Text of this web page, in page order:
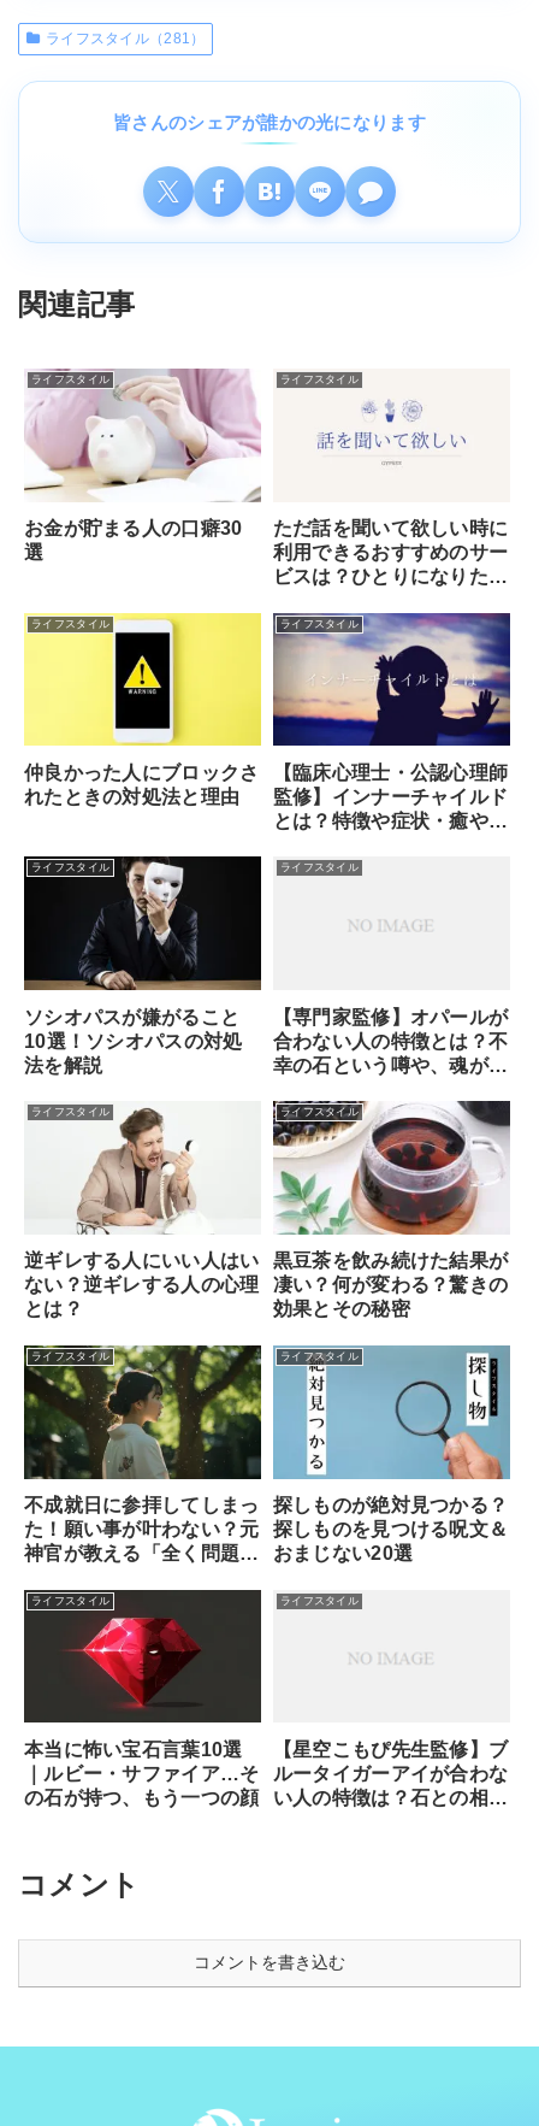
ライフスタイル（281）
皆さんのシェアが誰かの光になります
関連記事
ライフスタイル
お金が貯まる人の口癖30
選
ライフスタイル
ただ話を聞いて欲しい時に
利用できるおすすめのサー
ビスは？ひとりになりた
いたいなら電話占い！
ライフスタイル
仲良かった人にブロックさ
れたときの対処法と理由
ライフスタイル
【臨床心理士・公認心理師
監修】インナーチャイルド
とは？特徴や症状・癒やし
方
ライフスタイル
ソシオパスが嫌がること
10選！ソシオパスの対処
法を解説
ライフスタイル
【専門家監修】オパールが
合わない人の特徴とは？不
幸の石という噂や、魂が求
ライフスタイル
逆ギレする人にいい人はい
ない？逆ギレする人の心理
とは？
ライフスタイル
黒豆茶を飲み続けた結果が
凄い？何が変わる？驚きの
効果とその秘密
ライフスタイル
不成就日に参拝してしまっ
た！願い事が叶わない？元
神官が教える「全く問題な
法
ライフスタイル
探しものが絶対見つかる？
探しものを見つける呪文＆
おまじない20選
ライフスタイル
本当に怖い宝石言葉10選
｜ルビー・サファイア…そ
の石が持つ、もう一つの顔
ライフスタイル
【星空こもぴ先生監修】ブ
ルータイガーアイが合わな
い人の特徴は？石との相性
コメント
コメントを書き込む